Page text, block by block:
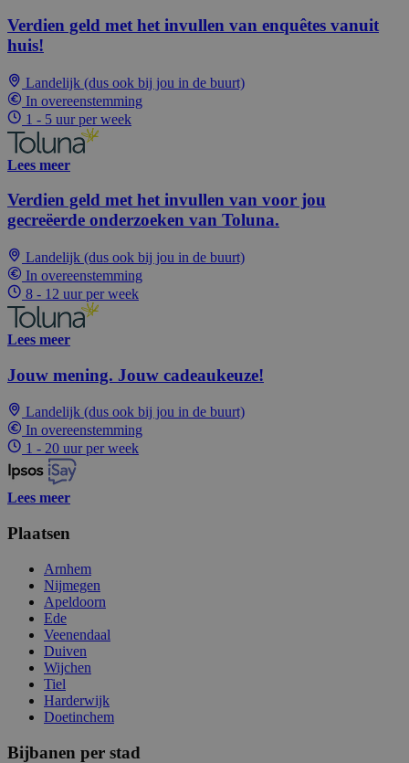
Verdien geld met het invullen van enquêtes vanuit
huis!
Landelijk (dus ook bij jou in de buurt)
In overeenstemming
1 - 5 uur per week
Lees meer
Verdien geld met het invullen van voor jou
gecreëerde onderzoeken van Toluna.
Landelijk (dus ook bij jou in de buurt)
In overeenstemming
8 - 12 uur per week
Lees meer
Jouw mening. Jouw cadeaukeuze!
Landelijk (dus ook bij jou in de buurt)
In overeenstemming
1 - 20 uur per week
Lees meer
Plaatsen
Arnhem
Nijmegen
Apeldoorn
Ede
Veenendaal
Duiven
Wijchen
Tiel
Harderwijk
Doetinchem
Bijbanen per stad